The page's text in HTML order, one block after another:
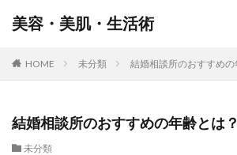
美容・美肌・生活術
HOME 未分類 結婚相談所のおすすめの
結婚相談所のおすすめの年齢とは
未分類